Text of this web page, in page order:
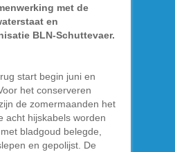
met de
en
BLN-Schuttevaer.
start begin juni en
het conserveren
de zomermaanden het
acht hijskabels worden
bladgoud belegde,
en gepolijst. De